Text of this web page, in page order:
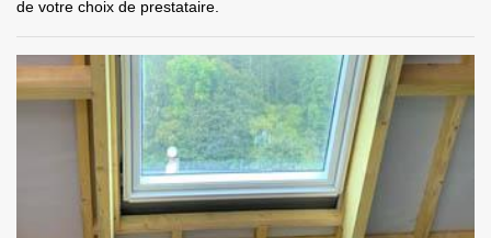
de votre choix de prestataire.